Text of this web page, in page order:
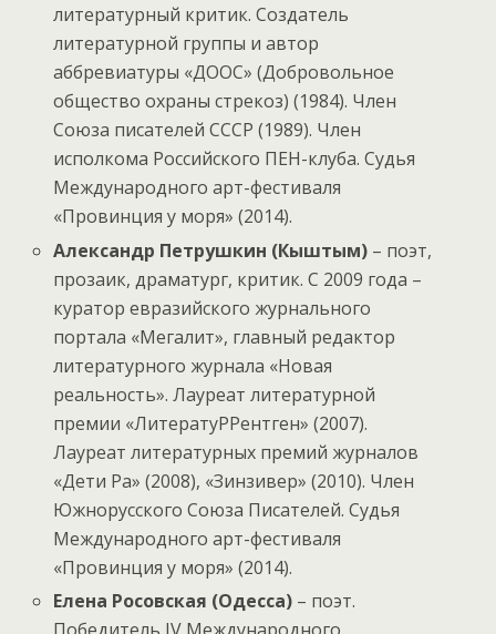
литературный критик. Создатель
литературной группы и автор
аббревиатуры «ДООС» (Добровольное
общество охраны стрекоз) (1984). Член
Союза писателей СССР (1989). Член
исполкома Российского ПЕН-клуба. Судья
Международного арт-фестиваля
«Провинция у моря» (2014).
Александр Петрушкин (Кыштым) – поэт,
прозаик, драматург, критик. C 2009 года –
куратор евразийского журнального
портала «Мегалит», главный редактор
литературного журнала «Новая
реальность». Лауреат литературной
премии «ЛитератуРРентген» (2007).
Лауреат литературных премий журналов
«Дети Ра» (2008), «Зинзивер» (2010). Член
Южнорусского Союза Писателей. Судья
Международного арт-фестиваля
«Провинция у моря» (2014).
Елена Росовская (Одесса) – поэт.